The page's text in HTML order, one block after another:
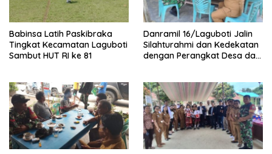
Babinsa Latih Paskibraka
Tingkat Kecamatan Laguboti
Sambut HUT RI ke 81
Danramil 16/Laguboti Jalin
Silahturahmi dan Kedekatan
dengan Perangkat Desa dan